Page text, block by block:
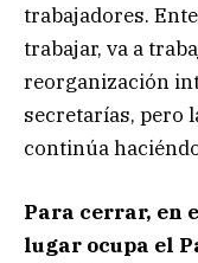
trabajadores.
trabajar, va a
reorganización
secretarías, pero
continúa
Para cerrar, en
lugar ocupa el